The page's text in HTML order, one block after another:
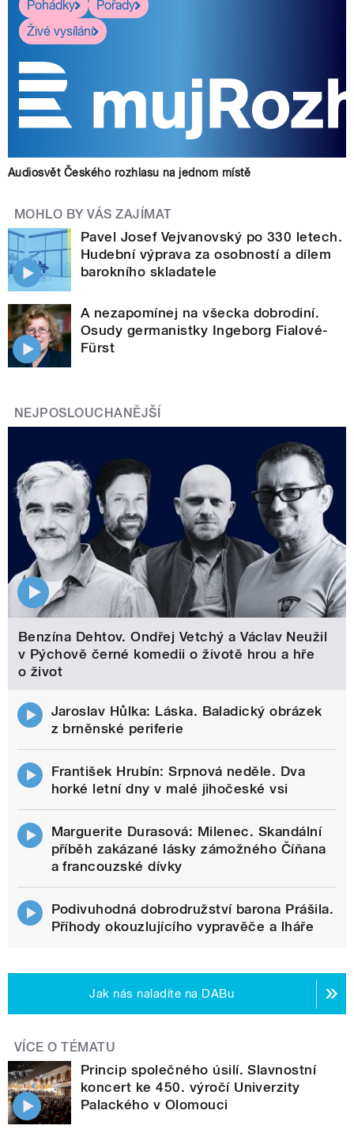
Pohádky
Pořady
Živé vysílání
Audiosvět Českého rozhlasu na jednom místě
MOHLO BY VÁS ZAJÍMAT
Pavel Josef Vejvanovský po 330 letech.
Hudební výprava za osobností a dílem
barokního skladatele
A nezapomínej na všecka dobrodiní.
Osudy germanistky Ingeborg Fialové-
Fürst
NEJPOSLOUCHANĚJŠÍ
Benzína Dehtov. Ondřej Vetchý a Václav Neužil
v Pýchově černé komedii o životě hrou a hře
o život
Jaroslav Hůlka: Láska. Baladický obrázek
z brněnské periferie
František Hrubín: Srpnová neděle. Dva
horké letní dny v malé jihočeské vsi
Marguerite Durasová: Milenec. Skandální
příběh zakázané lásky zámožného Číňana
a francouzské dívky
Podivuhodná dobrodružství barona Prášila.
Příhody okouzlujícího vypravěče a lháře
Jak nás naladíte na DABu
VÍCE O TÉMATU
Princip společného úsilí. Slavnostní
koncert ke 450. výročí Univerzity
Palackého v Olomouci